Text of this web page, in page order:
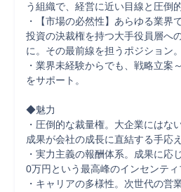
う組織で、経営に近い目線と圧倒
・【市場の必然性】あらゆる業界
投資の決裁権を持つ大手役員層へ
に。その最前線を担うポジション。
・業界未経験からでも、戦略立案
をサポート。
◆魅力
・圧倒的な裁量権。大企業にはな
成果が会社の成長に直結する手応
・実力主義の報酬体系。成果に応
0万円という最高峰のインセンティ
・キャリアの多様性。次世代の営